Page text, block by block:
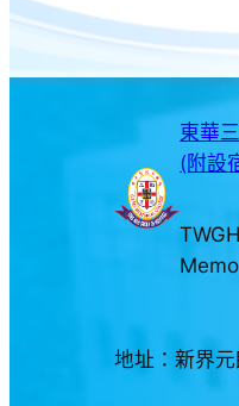
東華
(附設
地址：新界